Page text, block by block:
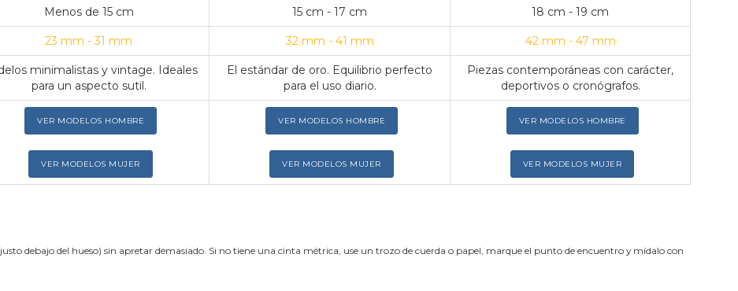
Menos de 15 cm 15 cm - 17 cm 18 cm - 19 cm
23 mm - 31 mm 32 mm - 41 mm 42 mm - 47 mm
minimalistas y vintage. Ideales
para un aspecto sutil.
El estándar de oro. Equilibrio perfecto
para el uso diario.
Piezas contemporáneas con carácter,
deportivos o cronógrafos.
VER MODELOS HOMBRE
VER MODELOS MUJER
VER MODELOS HOMBRE
VER MODELOS MUJER
VER MODELOS HOMBRE
VER MODELOS MUJER
debajo del hueso) sin apretar demasiado. Si no tiene una cinta métrica, use un trozo de cuerda o papel, marque el punto de encuentro y mídalo con